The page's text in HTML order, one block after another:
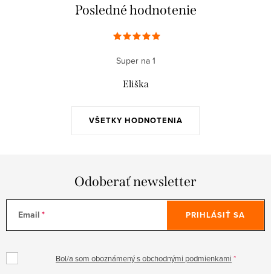
Posledné hodnotenie
VŠETKY HODNOTENIA
Super na 1
Eliška
Odoberať newsletter
Email
Bol/a som oboznámený s obchodnými podmienkami
PRIHLÁSIŤ SA